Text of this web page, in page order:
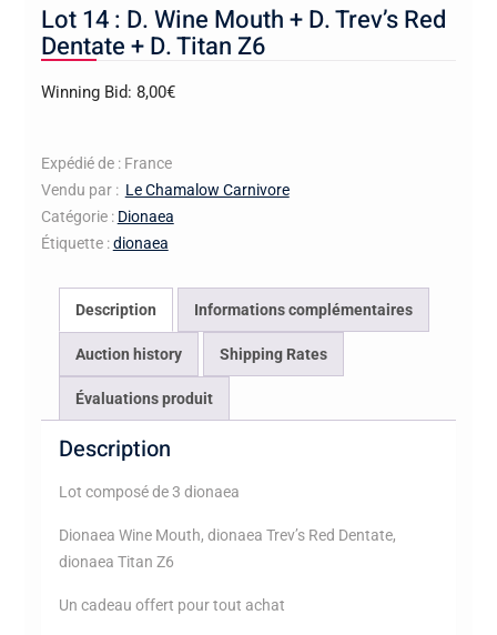
Lot 14 : D. Wine Mouth + D. Trev’s Red
Dentate + D. Titan Z6
Winning Bid: 8,00€
Expédié de : France
Vendu par : Le Chamalow Carnivore
Catégorie : Dionaea
Étiquette :dionaea
Description Informations complémentaires
Auction history Shipping Rates
Évaluations produit
Description
Lot composé de 3 dionaea
Dionaea Wine Mouth, dionaea Trev’s Red Dentate,
dionaea Titan Z6
Un cadeau offert pour tout achat